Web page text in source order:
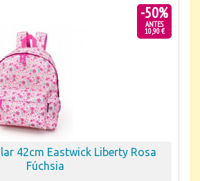
-50%
ANTES
10,90 €
42cm Eastwick Liberty Rosa
Fúchsia